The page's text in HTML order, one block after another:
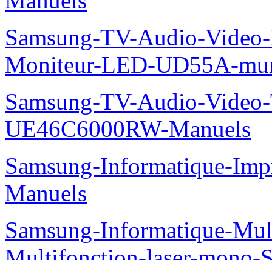
Samsung-TV-Audio-
Moniteur-LED-UD55A-
Samsung-TV-Audio-
UE46C6000RW-Manuels
Samsung-Informatique-
Manuels
Samsung-Informatique-